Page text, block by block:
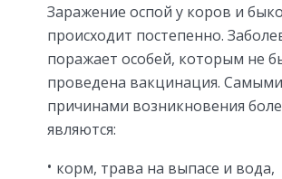
Заражение оспой у коров и
происходит постепенно.
поражает особей, которым не
проведена вакцинация.
причинами возникновения
являются:
корм, трава на выпасе и вода,